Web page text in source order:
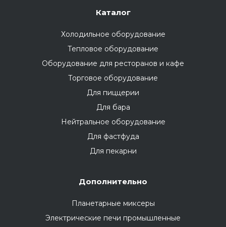
Каталог
Холодильное оборудование
Тепловое оборудование
Оборудование для ресторанов и кафе
Торговое оборудование
Для пиццерии
Для бара
Нейтральное оборудование
Для фастфуда
Для пекарни
Дополнительно
Планетарные миксеры
Электрические печи промышленные